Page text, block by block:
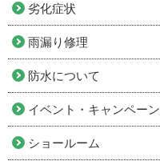
劣化症状
雨漏り修理
防水について
イベント・キャンペーン
ショールーム